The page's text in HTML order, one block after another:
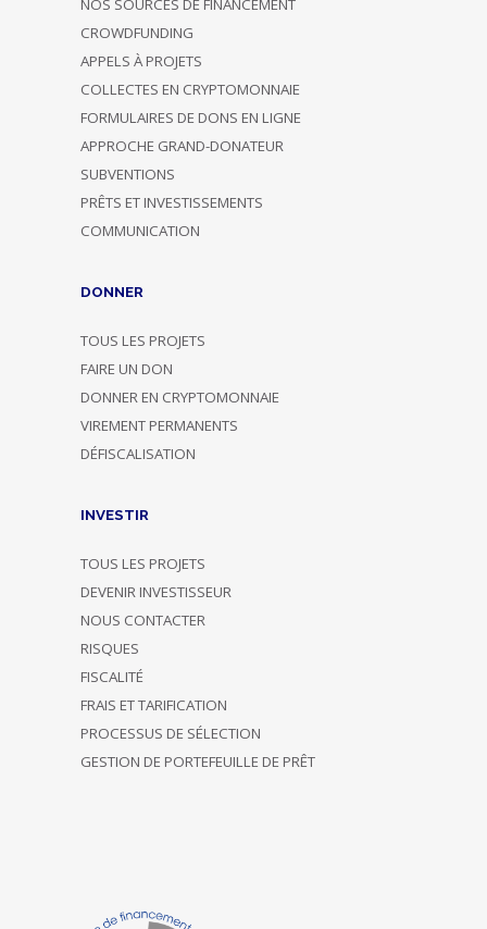
NOS SOURCES DE FINANCEMENT
CROWDFUNDING
APPELS À PROJETS
COLLECTES EN CRYPTOMONNAIE
FORMULAIRES DE DONS EN LIGNE
APPROCHE GRAND-DONATEUR
SUBVENTIONS
PRÊTS ET INVESTISSEMENTS
COMMUNICATION
DONNER
TOUS LES PROJETS
FAIRE UN DON
DONNER EN CRYPTOMONNAIE
VIREMENT PERMANENTS
DÉFISCALISATION
INVESTIR
TOUS LES PROJETS
DEVENIR INVESTISSEUR
NOUS CONTACTER
RISQUES
FISCALITÉ
FRAIS ET TARIFICATION
PROCESSUS DE SÉLECTION
GESTION DE PORTEFEUILLE DE PRÊT